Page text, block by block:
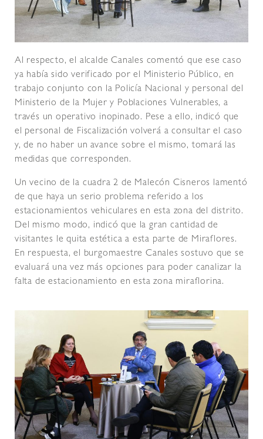
Al respecto, el alcalde Canales comentó que ese caso
ya había sido verificado por el Ministerio Público, en
trabajo conjunto con la Policía Nacional y personal del
Ministerio de la Mujer y Poblaciones Vulnerables, a
través un operativo inopinado. Pese a ello, indicó que
el personal de Fiscalización volverá a consultar el caso
y, de no haber un avance sobre el mismo, tomará las
medidas que corresponden.
Un vecino de la cuadra 2 de Malecón Cisneros lamentó
de que haya un serio problema referido a los
estacionamientos vehiculares en esta zona del distrito.
Del mismo modo, indicó que la gran cantidad de
visitantes le quita estética a esta parte de Miraflores.
En respuesta, el burgomaestre Canales sostuvo que se
evaluará una vez más opciones para poder canalizar la
falta de estacionamiento en esta zona miraflorina.